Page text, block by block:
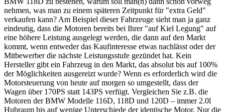
nehmen, was man zu einem späteren Zeitpunkt für "extra Geld"
verkaufen kann? Am Beispiel dieser Fahrzeuge sieht man ja ganz
eindeutig, dass die Motoren bereits bei Ihrer "auf Kiel Legung" auf
eine höhere Leistung ausgelegt werden, die dann auf den Markt
kommt, wenn entweder das Kaufinteresse etwas nachlässt oder der
Mitbewerber die nächste Leistungsstufe gezündet hat. Kein
Hersteller gibt ein Fahrzeug in den Markt, das absolut bis auf 100%
der Möglichkeiten ausgereizt wurde? Wenn es erforderlich wird die
Motorsteuerung von heute auf morgen so umgestellt, dass der
Wagen über 170PS statt 143PS verfügt. Vergleichen Sie z.B. die
Motoren der BMW Modelle 116D, 118D und 120D – immer 2.0l
Hubraum bis auf wenige Unterschiede der identische Motor. Nur die